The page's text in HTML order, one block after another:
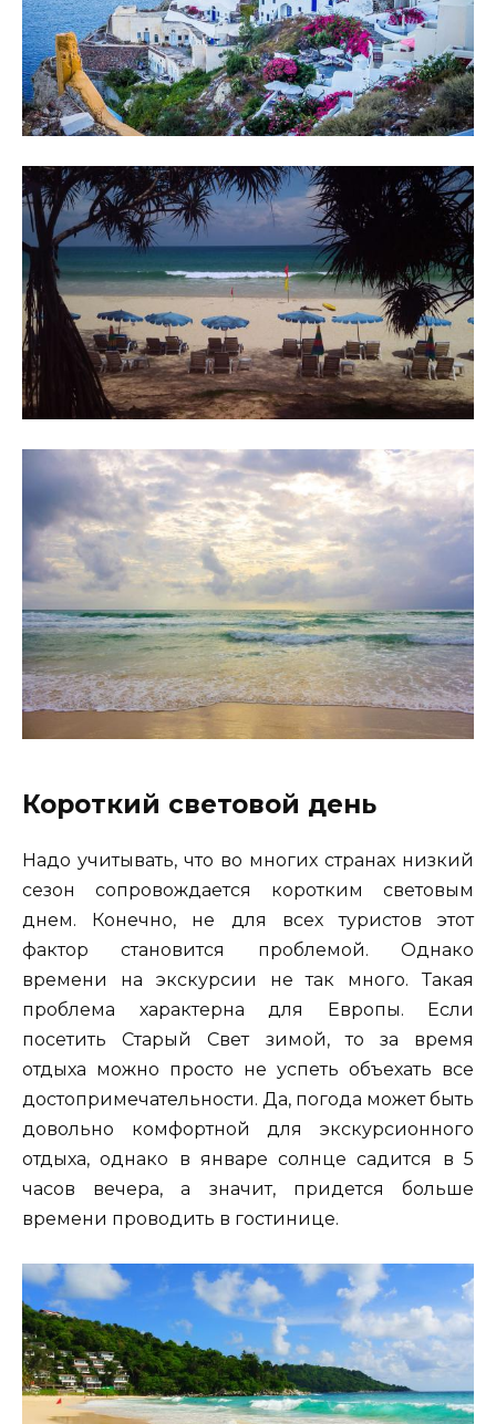
Короткий световой день
Надо учитывать, что во многих странах низкий
сезон сопровождается коротким световым
днем. Конечно, не для всех туристов этот
фактор становится проблемой. Однако
времени на экскурсии не так много. Такая
проблема характерна для Европы. Если
посетить Старый Свет зимой, то за время
отдыха можно просто не успеть объехать все
достопримечательности. Да, погода может быть
довольно комфортной для экскурсионного
отдыха, однако в январе солнце садится в 5
часов вечера, а значит, придется больше
времени проводить в гостинице.